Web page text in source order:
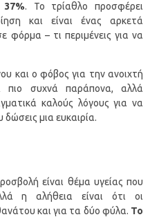
37%. Το τρίαθλο προσφέρει
και είναι ένας αρκετά
φόρμα – τι περιμένεις για να
και ο φόβος για την ανοιχτή
πιο συχνά παράπονα, αλλά
καλούς λόγους για να
μια ευκαιρία.
είναι θέμα υγείας που
η αλήθεια είναι ότι οι
και για τα δύο φύλα. Το